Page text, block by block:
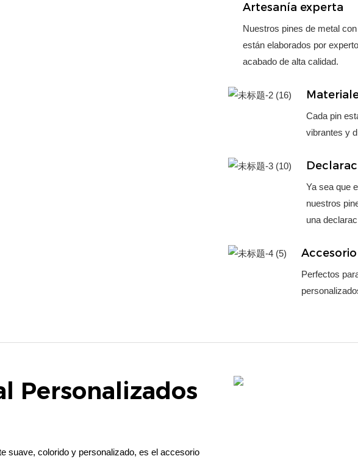
Artesanía experta
Nuestros pines de metal
están elaborados por
acabado de alta calidad.
Cada pin
vibrantes y
Ya sea que
nuestros
una
Perfectos
Personalizados
suave, colorido y personalizado, es el accesorio